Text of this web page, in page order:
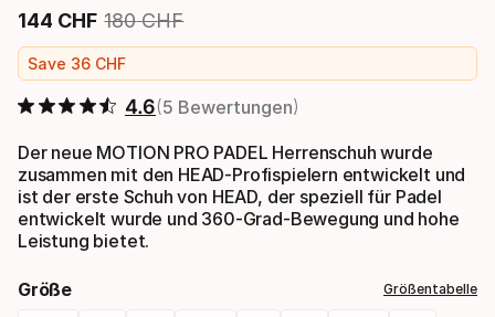
144 CHF
Endpreis 180 CHF
Ursprünglicher Preis
Save 36 CHF
4.6 5 Bewertungen
Der neue MOTION PRO PADEL Herrenschuh wurde
zusammen mit den HEAD-Profispielern entwickelt und
ist der erste Schuh von HEAD, der speziell für Padel
entwickelt wurde und 360-Grad-Bewegung und hohe
Leistung bietet.
Größe Größentabelle